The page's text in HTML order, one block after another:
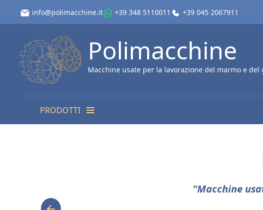
info@polimacchine.it +39 348 5110011 +39 045 2067911
Polimacchine
Macchine usate per la lavorazione del marmo e del
PRODOTTI
"Macchine